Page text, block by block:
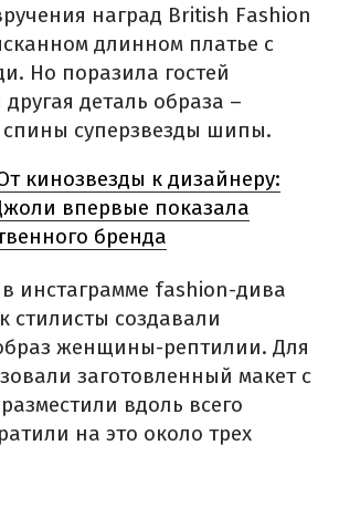
наград British Fashion
длинном платье с
Но поразила гостей
деталь образа –
суперзвезды шипы.
кинозвезды к дизайнеру:
впервые показала
бренда
инстаграмме fashion-дива
стилисты создавали
женщины-рептилии. Для
заготовленный макет с
вдоль всего
на это около трех